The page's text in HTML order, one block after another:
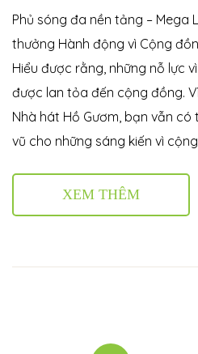
Phủ sóng đa nền tảng – Mega
thưởng Hành động vì Cộng
Hiểu được rằng, những nỗ lực
được lan tỏa đến cộng đồng.
Nhà hát Hồ Gươm, bạn vẫn
vũ cho những sáng kiến vì
XEM THÊM